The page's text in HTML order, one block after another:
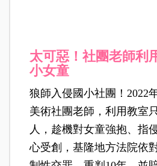
太可惡！社團老師利
小女童
狼師入侵國小社團！2022
美術社團老師，利用教室
人，趁機對女童強抱、指
心受創，基隆地方法院依